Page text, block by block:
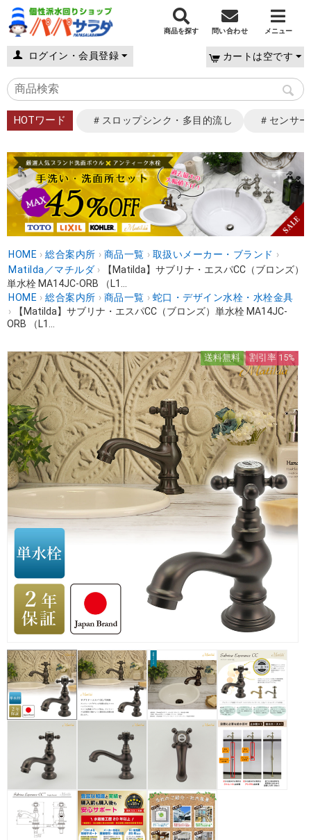
商品を探す 問い合わせ メニュー
ログイン・会員登録 カートは空です
HOTワード ＃スロップシンク・多目的流し ＃センサ
HOME › 総合案内所 › 商品一覧 › 取扱いメーカー・ブランド ›
Matilda／マチルダ ›
【Matilda】サブリナ・エスパCC（ブロンズ）
単水栓 MA14JC-ORB （L1...
HOME › 総合案内所 › 商品一覧 › 蛇口・デザイン水栓・水栓金具
›
【Matilda】サブリナ・エスパCC（ブロンズ）単水栓 MA14JC-
ORB （L1...
送料無料 割引率 15%